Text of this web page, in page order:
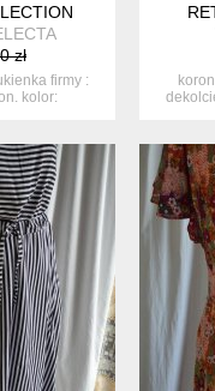
zł
firmy :
kolor: